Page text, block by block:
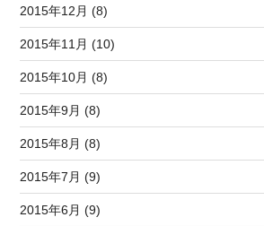
2015年12月 (8)
2015年11月 (10)
2015年10月 (8)
2015年9月 (8)
2015年8月 (8)
2015年7月 (9)
2015年6月 (9)